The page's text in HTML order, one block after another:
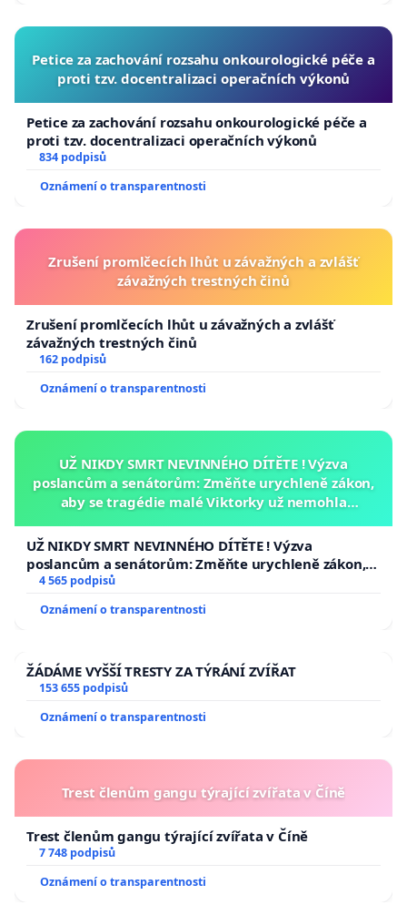
Petice za zachování rozsahu onkourologické péče a
proti tzv. docentralizaci operačních výkonů
Petice za zachování rozsahu onkourologické péče a
proti tzv. docentralizaci operačních výkonů
834 podpisů
Oznámení o transparentnosti
Zrušení promlčecích lhůt u závažných a zvlášť
závažných trestných činů
Zrušení promlčecích lhůt u závažných a zvlášť
závažných trestných činů
162 podpisů
Oznámení o transparentnosti
UŽ NIKDY SMRT NEVINNÉHO DÍTĚTE ! Výzva
poslancům a senátorům: Změňte urychleně zákon,
aby se tragédie malé Viktorky už nemohla
UŽ NIKDY SMRT NEVINNÉHO DÍTĚTE ! Výzva
poslancům a senátorům: Změňte urychleně zákon,
aby se tragédie malé Viktorky už nemohla opakovat!
4 565 podpisů
Oznámení o transparentnosti
ŽÁDÁME VYŠŠÍ TRESTY ZA TÝRÁNÍ ZVÍŘAT
153 655 podpisů
Oznámení o transparentnosti
Trest členům gangu týrající zvířata v Číně
Trest členům gangu týrající zvířata v Číně
7 748 podpisů
Oznámení o transparentnosti